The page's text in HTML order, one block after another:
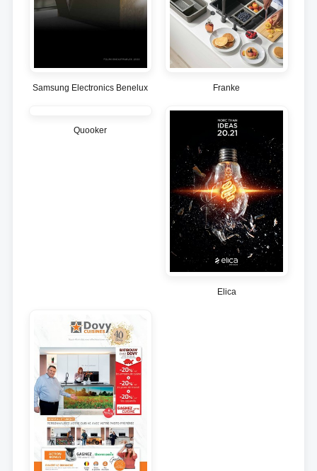
Samsung Electronics Benelux Franke
Quooker
Elica